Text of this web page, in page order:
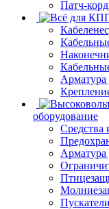
Патч-
оборудование
Средства
Пускатели